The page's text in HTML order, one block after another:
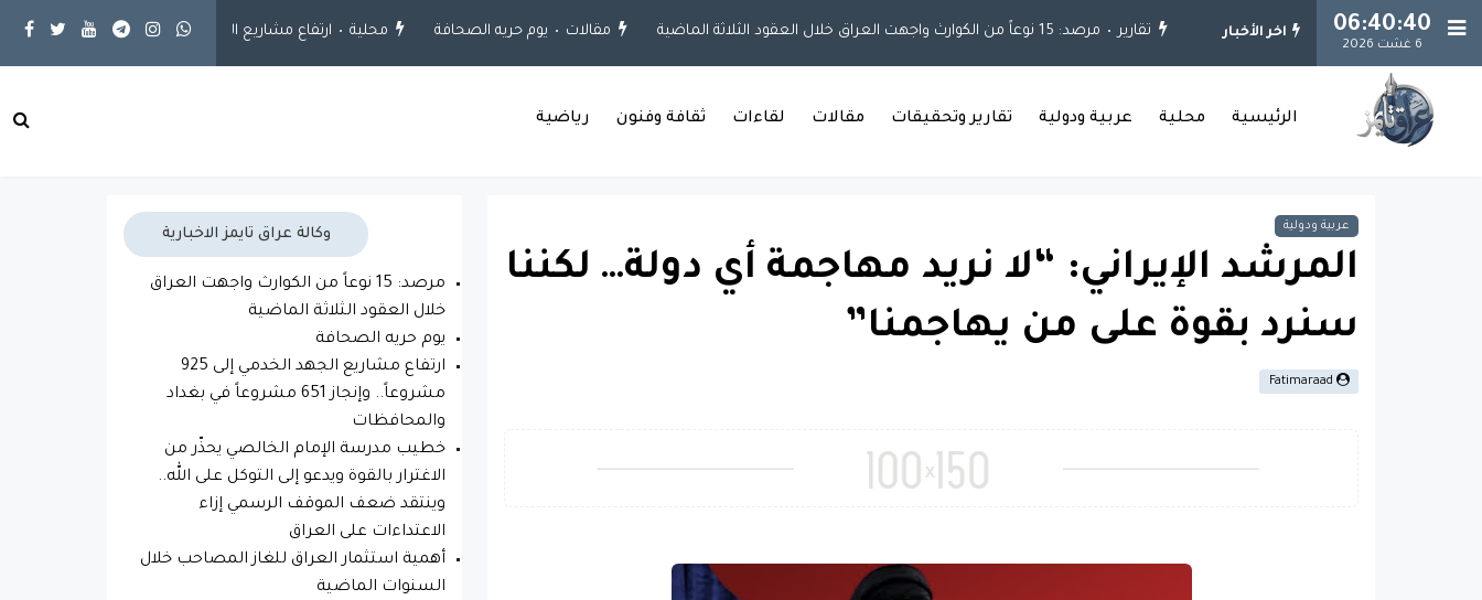
06:40:41
6 غشت 2026
اخر الأخبار تقارير مرصد: 15 نوعاً من الكوارث واجهت العراق خلال العقود الثلاثة الماضية مقالات يوم حريه الصحافة محلية ارتفاع مشاريع الجهد الخدمي إلى 925 مشروعاً.. وإنجاز 651 مشروعاً في بغداد والمحافظات
الرئيسية محلية عربية ودولية تقارير وتحقيقات مقالات لقاءات ثقافة وفنون رياضية
عربية ودولية
المرشد الإيراني: “لا نريد مهاجمة أي دولة… لكننا
سنرد بقوة على من يهاجمنا”
Fatimaraad
وكالة عراق تايمز الاخبارية
مرصد: 15 نوعاً من الكوارث واجهت العراق
خلال العقود الثلاثة الماضية
يوم حريه الصحافة
ارتفاع مشاريع الجهد الخدمي إلى 925
مشروعاً.. وإنجاز 651 مشروعاً في بغداد
والمحافظات
خطيب مدرسة الإمام الخالصي يحذّر من
الاغترار بالقوة ويدعو إلى التوكل على الله..
وينتقد ضعف الموقف الرسمي إزاء
الاعتداءات على العراق
أهمية استثمار العراق للغاز المصاحب خلال
السنوات الماضية